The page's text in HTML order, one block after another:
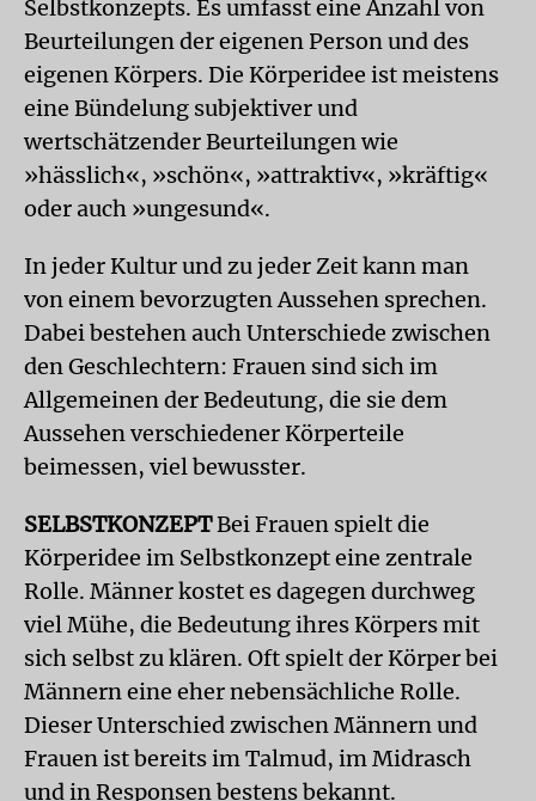
Selbstkonzepts. Es umfasst eine Anzahl von
Beurteilungen der eigenen Person und des
eigenen Körpers. Die Körperidee ist meistens
eine Bündelung subjektiver und
wertschätzender Beurteilungen wie
»hässlich«, »schön«, »attraktiv«, »kräftig«
oder auch »ungesund«.
In jeder Kultur und zu jeder Zeit kann man
von einem bevorzugten Aussehen sprechen.
Dabei bestehen auch Unterschiede zwischen
den Geschlechtern: Frauen sind sich im
Allgemeinen der Bedeutung, die sie dem
Aussehen verschiedener Körperteile
beimessen, viel bewusster.
SELBSTKONZEPTBei Frauen spielt die
Körperidee im Selbstkonzept eine zentrale
Rolle. Männer kostet es dagegen durchweg
viel Mühe, die Bedeutung ihres Körpers mit
sich selbst zu klären. Oft spielt der Körper bei
Männern eine eher nebensächliche Rolle.
Dieser Unterschied zwischen Männern und
Frauen ist bereits im Talmud, im Midrasch
und in Responsen bestens bekannt.